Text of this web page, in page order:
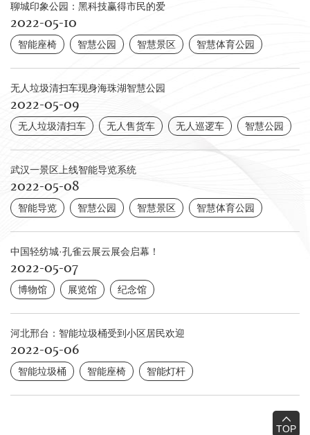
TOP
聊城印象公园：黑科技赢得市民的爱
2022-05-10
智能座椅 智慧公园 智慧景区 智慧体育公园
无人垃圾清扫车现身海珠湖智慧公园
2022-05-09
无人垃圾清扫车 无人售货车 无人巡逻车 智慧公园
武汉一景区上线智能导览系统
2022-05-08
智能导览 智慧公园 智慧景区 智慧体育公园
中国轻纺城·孔雀云展云展会启幕！
2022-05-07
博物馆 展览馆 纪念馆
河北邢台：智能垃圾桶受到小区居民欢迎
2022-05-06
智能垃圾桶 智能座椅 智能灯杆